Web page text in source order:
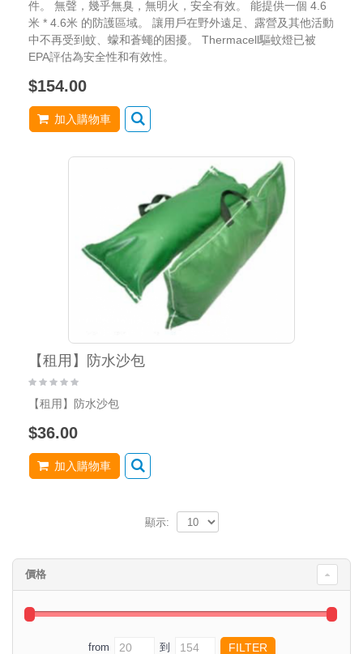
件。 無聲，幾乎無臭，無明火，安全有效。 能提供一個 4.6
米 * 4.6米 的防護區域。 讓用戶在野外遠足、露營及其他活動
中不再受到蚊、蠓和蒼蠅的困擾。 Thermacell驅蚊燈已被
EPA評估為安全性和有效性。
$154.00
加入購物車
【租用】防水沙包
【租用】防水沙包
$36.00
加入購物車
顯示:
價格
from 到